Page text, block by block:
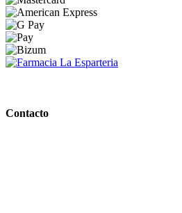
Contacto